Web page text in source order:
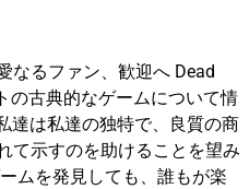
なるファン、歓迎へ Dead
の古典的なゲームについて情
達は私達の独特で、良質の商
て示すのを助けることを望み
ムを発見しても、誰もが楽